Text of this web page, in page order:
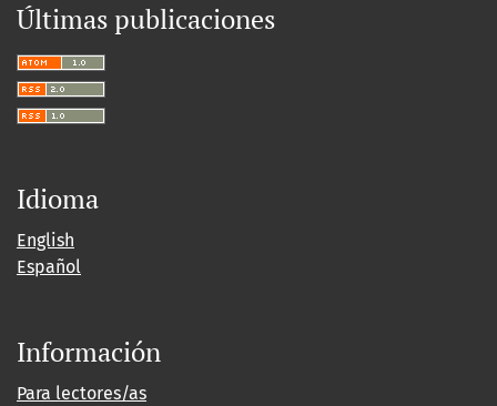
Últimas publicaciones
Idioma
English
Español
Información
Para lectores/as